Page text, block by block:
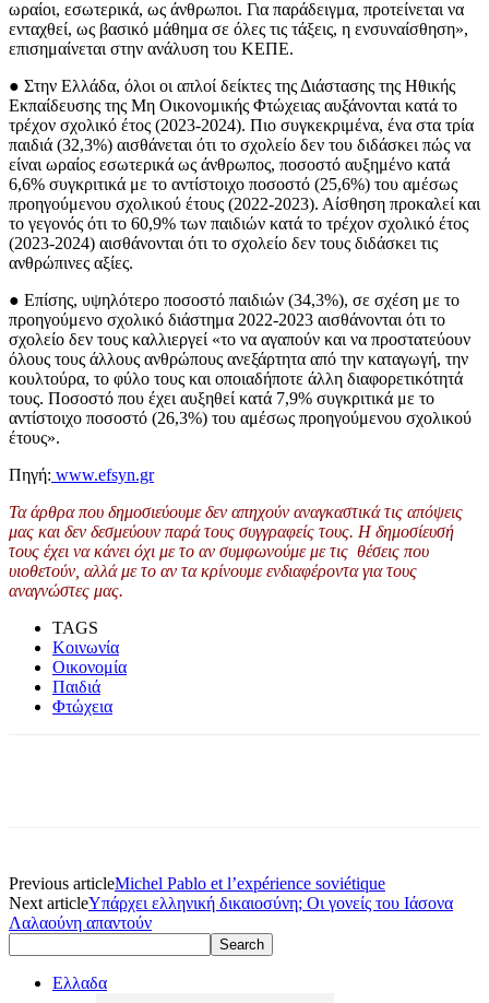
ωραίοι, εσωτερικά, ως άνθρωποι. Για παράδειγμα, προτείνεται να
ενταχθεί, ως βασικό μάθημα σε όλες τις τάξεις, η ενσυναίσθηση»,
επισημαίνεται στην ανάλυση του ΚΕΠΕ.
● Στην Ελλάδα, όλοι οι απλοί δείκτες της Διάστασης της Ηθικής
Εκπαίδευσης της Μη Οικονομικής Φτώχειας αυξάνονται κατά το
τρέχον σχολικό έτος (2023-2024). Πιο συγκεκριμένα, ένα στα τρία
παιδιά (32,3%) αισθάνεται ότι το σχολείο δεν του διδάσκει πώς να
είναι ωραίος εσωτερικά ως άνθρωπος, ποσοστό αυξημένο κατά
6,6% συγκριτικά με το αντίστοιχο ποσοστό (25,6%) του αμέσως
προηγούμενου σχολικού έτους (2022-2023). Αίσθηση προκαλεί και
το γεγονός ότι το 60,9% των παιδιών κατά το τρέχον σχολικό έτος
(2023-2024) αισθάνονται ότι το σχολείο δεν τους διδάσκει τις
ανθρώπινες αξίες.
● Επίσης, υψηλότερο ποσοστό παιδιών (34,3%), σε σχέση με το
προηγούμενο σχολικό διάστημα 2022-2023 αισθάνονται ότι το
σχολείο δεν τους καλλιεργεί «το να αγαπούν και να προστατεύουν
όλους τους άλλους ανθρώπους ανεξάρτητα από την καταγωγή, την
κουλτούρα, το φύλο τους και οποιαδήποτε άλλη διαφορετικότητά
τους. Ποσοστό που έχει αυξηθεί κατά 7,9% συγκριτικά με το
αντίστοιχο ποσοστό (26,3%) του αμέσως προηγούμενου σχολικού
έτους».
Πηγή: www.efsyn.gr
Τα άρθρα που δημοσιεύουμε δεν απηχούν αναγκαστικά τις απόψεις
μας και δεν δεσμεύουν παρά τους συγγραφείς τους. Η δημοσίευσή
τους έχει να κάνει όχι με το αν συμφωνούμε με τις θέσεις που
υιοθετούν, αλλά με το αν τα κρίνουμε ενδιαφέροντα για τους
αναγνώστες μας.
TAGS
Κοινωνία
Οικονομία
Παιδιά
Φτώχεια
Previous articleMichel Pablo et l’expérience soviétique
Next articleΥπάρχει ελληνική δικαιοσύνη; Οι γονείς του Ιάσονα
Λαλαούνη απαντούν
Ελλαδα